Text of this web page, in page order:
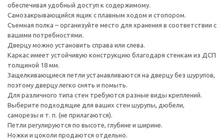
обеспечивая удобный доступ к содержимому.
Cамозакрывающийся ящик с плавным ходом и стопором.
Съемная полка – организуйте место для хранения в соответствии с
вашими потребностями.
Дверцу можно установить справа или слева.
Каркас имеет устойчивую конструкцию благодаря стенкам из ДСП
толщиной 18 мм.
Защелкивающиеся петли устанавливаются на дверцу без шурупов,
поэтому дверцу легко снять и помыть.
Для различного типа стен требуются разные виды креплений.
Выберите подходящие для ваших стен шурупы, дюбели,
саморезы и т. п. (не прилагаются).
Петли регулируются по высоте, глубине и ширине.
Ножки и цоколи продаются отдельно.